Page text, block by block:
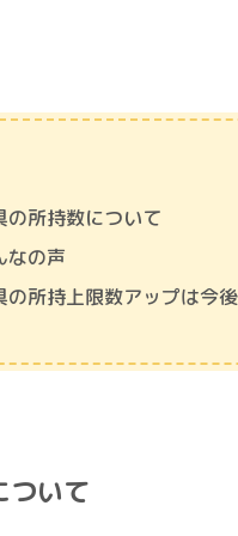
の所持数について
なの声
の所持上限数アップは今
ついて